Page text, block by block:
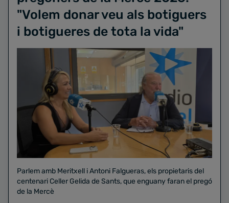
"Volem donar veu als botiguers
i botigueres de tota la vida"
Parlem amb Meritxell i Antoni Falgueras, els propietaris del
centenari Celler Gelida de Sants, que enguany faran el pregó
de la Mercè